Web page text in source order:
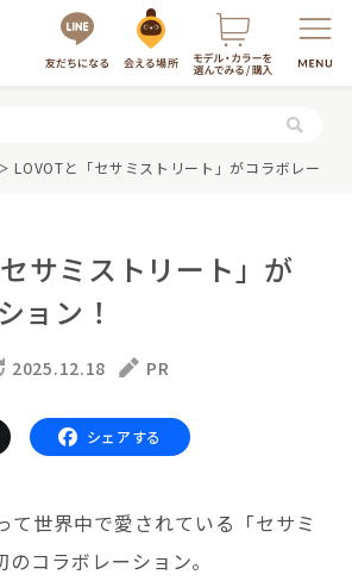
服・グッズの購入はこちら
3.0
ジー
LOVOTと「セサミストリート」がコラボレーシ
サミストリート」が
ョン！
2025.12.18 PR
シェアする
て世界中で愛されている「セサミ
コラボレーション。